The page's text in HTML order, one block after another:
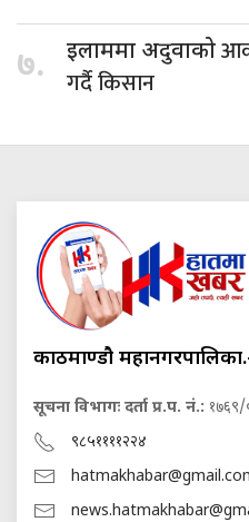
७. इलाममा अदुवाको
गर्दै किसान
काठमाण्डौ
सूचना विभागः दर्ता प्र.प. नं.:
९८५११११२२४